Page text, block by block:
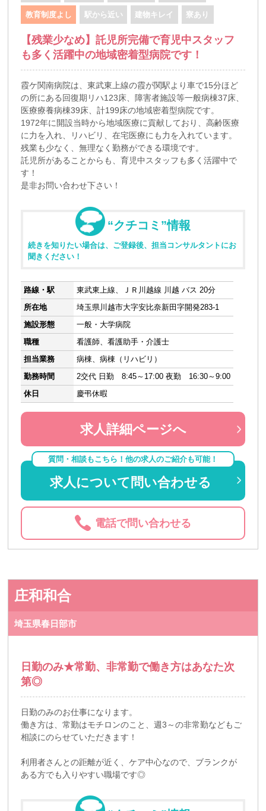
教育制度よし 駅から近い 建物キレイ 寮あり
【残業少なめ】託児所完備で育児中スタッフ
も多く活躍中の地域密着型病院です！
霞ケ関南病院は、東武東上線の霞が関駅より車で15分ほど
の所にある回復期リハ123床、障害者施設等一般病棟37床、
医療療養病棟39床、計199床の地域密着型病院です。
1972年に開設当時から地域医療に貢献しており、高齢医療
に力を入れ、リハビリ、在宅医療にも力を入れています。
残業も少なく、無理なく勤務ができる環境です。
託児所があることからも、育児中スタッフも多く活躍中で
す！
是非お問い合わせ下さい！
“クチコミ”情報
続きを知りたい場合は、ご登録後、担当コンサルタントにお
聞きください！
路線・駅
東武東上線、ＪＲ川越線 川越 バス 20分
所在地
埼玉県川越市大字安比奈新田字開発283-1
施設形態
一般・大学病院
職種
看護師、看護助手・介護士
担当業務
病棟、病棟（リハビリ）
勤務時間
2交代 日勤 8:45～17:00 夜勤 16:30～9:00
休日
慶弔休暇
求人詳細ページへ
質問・相談もこちら！他の求人のご紹介も可能！
求人について問い合わせる
電話で問い合わせる
庄和和合
埼玉県春日部市
日勤のみ★常勤、非常勤で働き方はあなた次
第◎
日勤のみのお仕事になります。
働き方は、常勤はモチロンのこと、週3～の非常勤などもご
相談にのらせていただきます！
利用者さんとの距離が近く、ケア中心なので、ブランクが
ある方でも入りやすい職場です◎